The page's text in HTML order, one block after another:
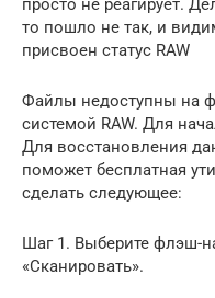
то пошло не так, и
присвоен статус RAW
Файлы недоступны на
системой RAW. Для
Для восстановления
поможет бесплатная
сделать следующее:
Шаг 1. Выберите флэш-
«Сканировать».